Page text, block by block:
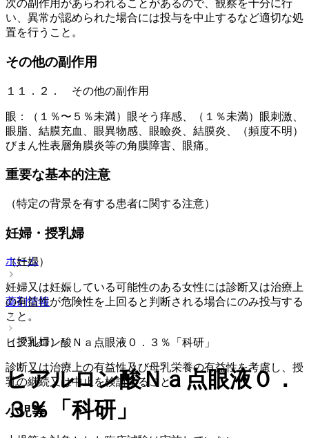
次の副作用があらわれることがあるので、観察を十分に行
い、異常が認められた場合には投与を中止するなど適切な処
置を行うこと。
その他の副作用
１１．２． その他の副作用
眼：（１％〜５％未満）眼そう痒感、（１％未満）眼刺激、
眼脂、結膜充血、眼異物感、眼瞼炎、結膜炎、（頻度不明）
びまん性表層角膜炎等の角膜障害、眼痛。
重要な基本的注意
（特定の背景を有する患者に関する注意）
妊婦・授乳婦
（妊婦）
妊婦又は妊娠している可能性のある女性には診断又は治療上
の有益性が危険性を上回ると判断される場合にのみ投与する
こと。
（授乳婦）
診断又は治療上の有益性及び母乳栄養の有益性を考慮し、授
乳の継続又は中止を検討すること。
小児等
ホーム
薬剤情報
ヒアルロン酸Ｎａ点眼液０．３％「科研」
ヒアルロン酸Ｎａ点眼液０．
３％「科研」